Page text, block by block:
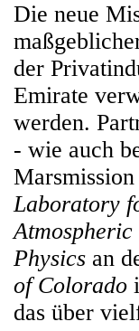
Die neue
der
Emirate
werden.
- wie auch
Laboratory
Atmospheric
Physics an
of Colorado
das über